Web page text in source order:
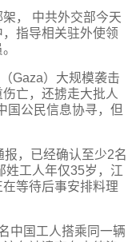
， 中共外交部今天
指导相关驻外使领
Gaza）大规模袭击
亡，还掳走大批人
国公民信息协寻，但
，已经确认至少2名
姓工人年仅35岁，江
等待后事安排料理
中国工人搭乘同一辆